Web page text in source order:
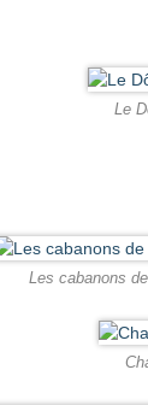
Le
Les cabanons